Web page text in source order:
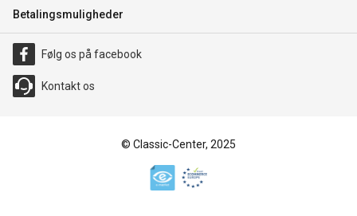
Betalingsmuligheder
Følg os på facebook
Kontakt os
© Classic-Center, 2025